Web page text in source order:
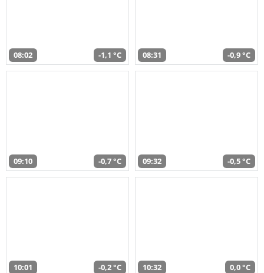
08:02 -1,1 °C 08:31 -0,9 °C
09:10 -0,7 °C 09:32 -0,5 °C
10:01 -0,2 °C 10:32 0,0 °C